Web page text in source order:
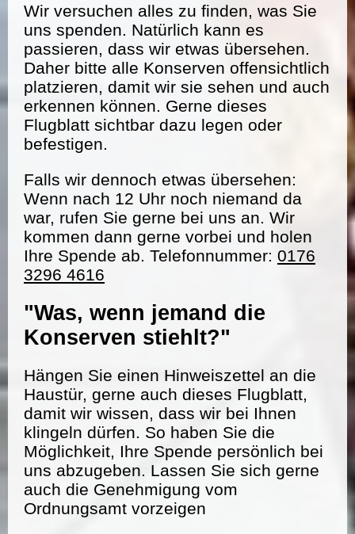
Wir versuchen alles zu finden, was Sie
uns spenden. Natürlich kann es
passieren, dass wir etwas übersehen.
Daher bitte alle Konserven offensichtlich
platzieren, damit wir sie sehen und auch
erkennen können. Gerne dieses
Flugblatt sichtbar dazu legen oder
befestigen.
Falls wir dennoch etwas übersehen:
Wenn nach 12 Uhr noch niemand da
war, rufen Sie gerne bei uns an. Wir
kommen dann gerne vorbei und holen
Ihre Spende ab. Telefonnummer: 0176
3296 4616
"Was, wenn jemand die
Konserven stiehlt?"
Hängen Sie einen Hinweiszettel an die
Haustür, gerne auch dieses Flugblatt,
damit wir wissen, dass wir bei Ihnen
klingeln dürfen. So haben Sie die
Möglichkeit, Ihre Spende persönlich bei
uns abzugeben. Lassen Sie sich gerne
auch die Genehmigung vom
Ordnungsamt vorzeigen